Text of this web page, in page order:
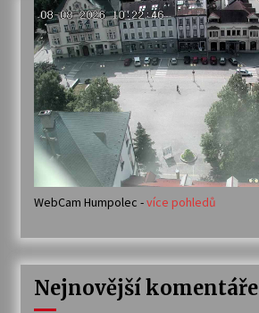
WebCam Humpolec -více pohledů
Nejnovější komentáře